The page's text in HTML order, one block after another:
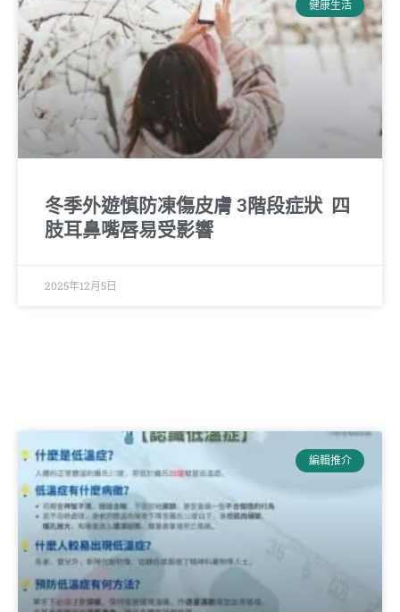
健康生活
冬季外遊慎防凍傷皮膚 3階段症狀 四
肢耳鼻嘴唇易受影響
2025年12月5日
編輯推介